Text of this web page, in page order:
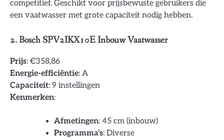
competitief. Geschikt voor prijsbewuste gebruikers die
een vaatwasser met grote capaciteit nodig hebben.
2. Bosch SPV2IKX10E Inbouw Vaatwasser
Prijs: €358,86
Energie-efficiëntie: A
Capaciteit: 9 instellingen
Kenmerken:
Afmetingen: 45 cm (inbouw)
Programma’s: Diverse